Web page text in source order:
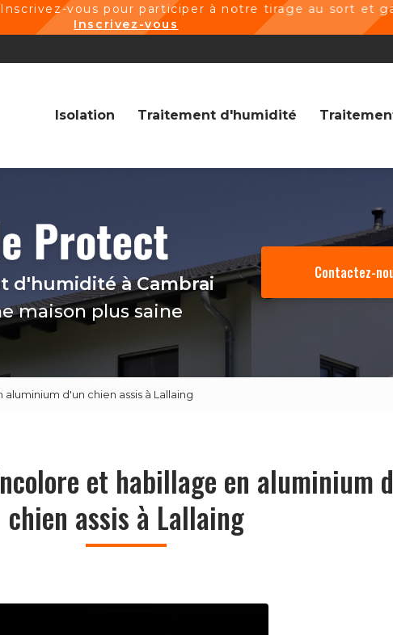
participer à notre tirage au sort et gagner un anti-
Inscrivez-vous
Isolation Traitement d'humidité
d'humiditéà Cambrai
maison plus saine
Contactez-
d'un chien assis à Lallaing
et habillage en aluminium
chien assis à Lallaing